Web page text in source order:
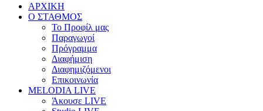
ΑΡΧΙΚΗ
Ο ΣΤΑΘΜΟΣ
Το Προφίλ μας
Παραγωγοί
Πρόγραμμα
Διαφήμιση
Διαφημιζόμενοι
Επικοινωνία
MELODIA LIVE
Άκουσε LIVE